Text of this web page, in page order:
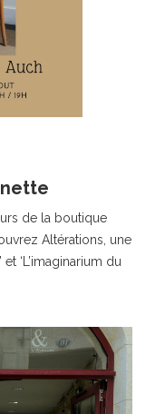
de la boutique
Altérations, une
‘L’imaginarium du